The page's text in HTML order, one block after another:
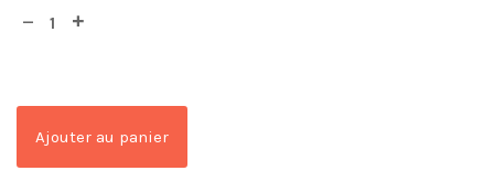
Ajouter au panier